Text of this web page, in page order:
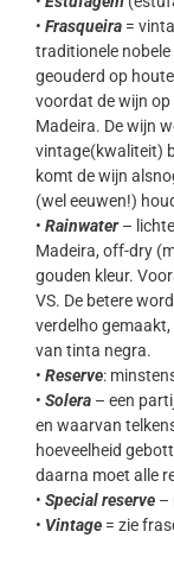
• Frasqueira =
traditionele
geouderd op
voordat de wijn
Madeira. De wijn
vintage(kwaliteit)
komt de wijn
(wel eeuwen!)
• Rainwater–
Madeira, off-dry
gouden kleur.
VS. De betere
verdelho
van tinta negra.
• Reserve:
• Solera – een
en waarvan
hoeveelheid
daarna moet alle
• Special reserve –
• Vintage = zie